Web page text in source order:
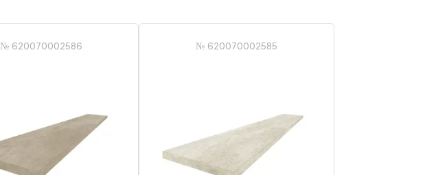
№ 620070002586 № 620070002585